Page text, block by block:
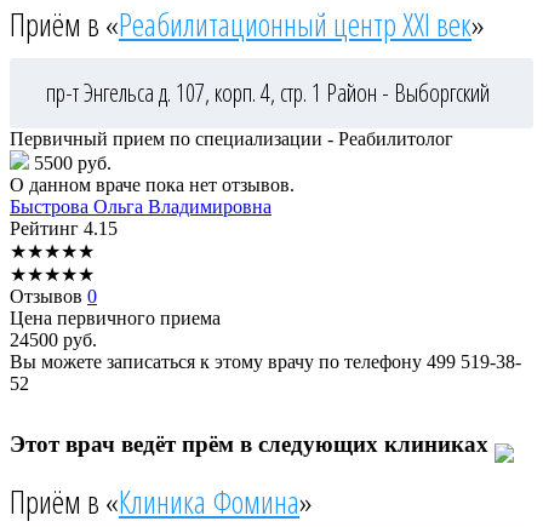
Приём в «Реабилитационный центр XXI век»
пр-т Энгельса д. 107, корп. 4, стр. 1 Район - Выборгский
Первичный прием по специализации - Реабилитолог
5500 руб.
О данном враче пока нет отзывов.
Быстрова Ольга Владимировна
Рейтинг 4.15
★★★★★
★★★★★
Отзывов 0
Цена первичного приема
24500 руб.
Вы можете записаться к этому врачу по телефону 499 519-38-
52
Этот врач ведёт прём в следующих клиниках
Приём в «Клиника Фомина»